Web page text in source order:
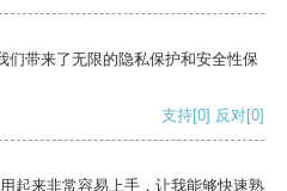
们带来了无限的隐私保护和安全性保
支持[0] 反对[0]
起来非常容易上手，让我能够快速熟